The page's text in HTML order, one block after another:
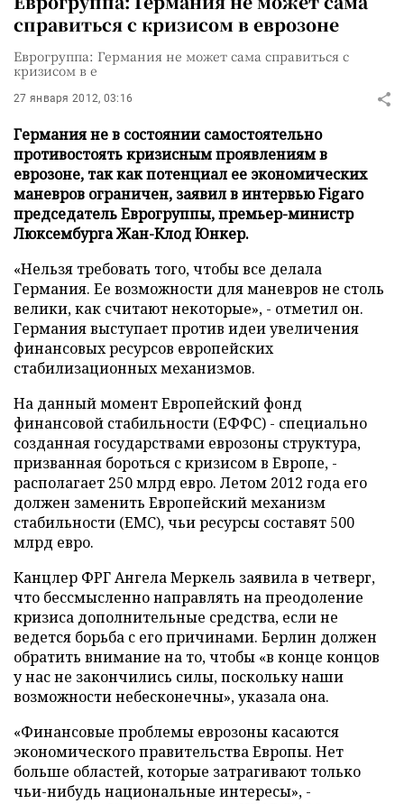
справиться с кризисом в еврозоне
Еврогруппа: Германия не может сама справиться с
кризисом в е
27 января 2012, 03:16
Германия не в состоянии самостоятельно
противостоять кризисным проявлениям в
еврозоне, так как потенциал ее экономических
маневров ограничен, заявил в интервью Figaro
председатель Еврогруппы, премьер-министр
Люксембурга Жан-Клод Юнкер.
«Нельзя требовать того, чтобы все делала
Германия. Ее возможности для маневров не столь
велики, как считают некоторые», - отметил он.
Германия выступает против идеи увеличения
финансовых ресурсов европейских
стабилизационных механизмов.
На данный момент Европейский фонд
финансовой стабильности (ЕФФС) - специально
созданная государствами еврозоны структура,
призванная бороться с кризисом в Европе, -
располагает 250 млрд евро. Летом 2012 года его
должен заменить Европейский механизм
стабильности (ЕМС), чьи ресурсы составят 500
млрд евро.
Канцлер ФРГ Ангела Меркель заявила в четверг,
что бессмысленно направлять на преодоление
кризиса дополнительные средства, если не
ведется борьба с его причинами. Берлин должен
обратить внимание на то, чтобы «в конце концов
у нас не закончились силы, поскольку наши
возможности небесконечны», указала она.
«Финансовые проблемы еврозоны касаются
экономического правительства Европы. Нет
больше областей, которые затрагивают только
чьи-нибудь национальные интересы», -